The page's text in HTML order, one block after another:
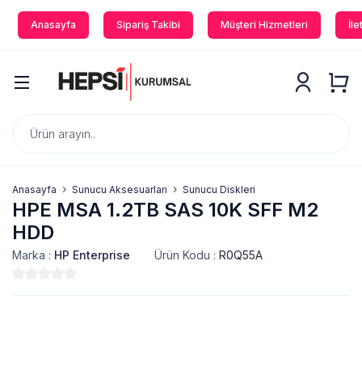
Anasayfa Sipariş Takibi Müşteri Hizmetleri
Anasayfa Sunucu Aksesuarları Sunucu Diskleri
HPE MSA 1.2TB SAS 10K SFF M2
HDD
Marka : HP Enterprise Ürün Kodu : R0Q55A